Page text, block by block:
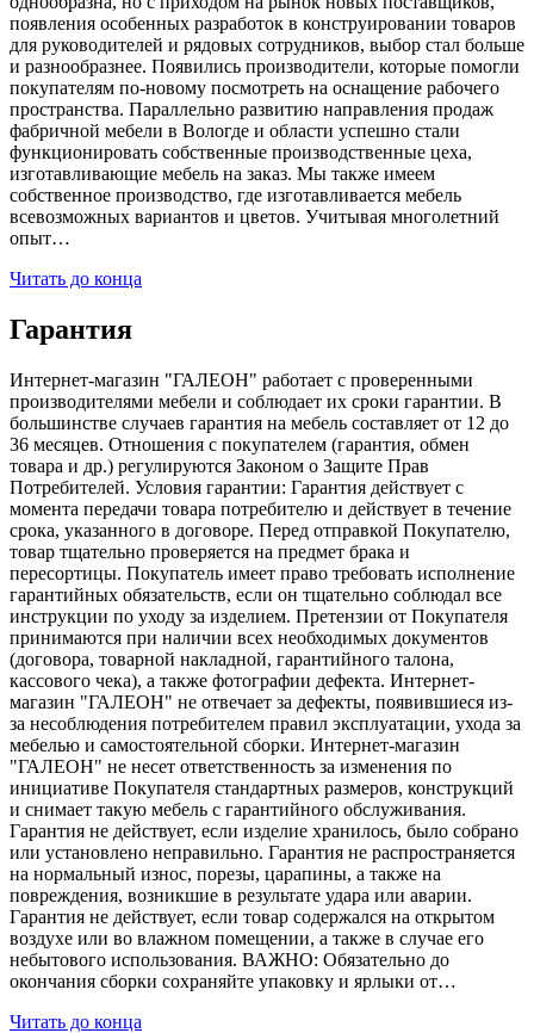
появления особенных разработок в конструировании товаров
для руководителей и рядовых сотрудников, выбор стал больше
и разнообразнее. Появились производители, которые помогли
покупателям по-новому посмотреть на оснащение рабочего
пространства. Параллельно развитию направления продаж
фабричной мебели в Вологде и области успешно стали
функционировать собственные производственные цеха,
изготавливающие мебель на заказ. Мы также имеем
собственное производство, где изготавливается мебель
всевозможных вариантов и цветов. Учитывая многолетний
опыт…
Читать до конца
Гарантия
Интернет-магазин "ГАЛЕОН" работает с проверенными
производителями мебели и соблюдает их сроки гарантии. В
большинстве случаев гарантия на мебель составляет от 12 до
36 месяцев. Отношения с покупателем (гарантия, обмен
товара и др.) регулируются Законом о Защите Прав
Потребителей. Условия гарантии: Гарантия действует с
момента передачи товара потребителю и действует в течение
срока, указанного в договоре. Перед отправкой Покупателю,
товар тщательно проверяется на предмет брака и
пересортицы. Покупатель имеет право требовать исполнение
гарантийных обязательств, если он тщательно соблюдал все
инструкции по уходу за изделием. Претензии от Покупателя
принимаются при наличии всех необходимых документов
(договора, товарной накладной, гарантийного талона,
кассового чека), а также фотографии дефекта. Интернет-
магазин "ГАЛЕОН" не отвечает за дефекты, появившиеся из-
за несоблюдения потребителем правил эксплуатации, ухода за
мебелью и самостоятельной сборки. Интернет-магазин
"ГАЛЕОН" не несет ответственность за изменения по
инициативе Покупателя стандартных размеров, конструкций
и снимает такую мебель с гарантийного обслуживания.
Гарантия не действует, если изделие хранилось, было собрано
или установлено неправильно. Гарантия не распространяется
на нормальный износ, порезы, царапины, а также на
повреждения, возникшие в результате удара или аварии.
Гарантия не действует, если товар содержался на открытом
воздухе или во влажном помещении, а также в случае его
небытового использования. ВАЖНО: Обязательно до
окончания сборки сохраняйте упаковку и ярлыки от…
Читать до конца